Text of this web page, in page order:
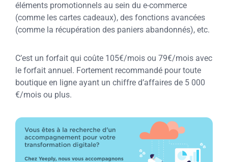
éléments promotionnels au sein du e-commerce
(comme les cartes cadeaux), des fonctions avancées
(comme la récupération des paniers abandonnés), etc.
C’est un forfait qui coûte 105€/mois ou 79€/mois avec
le forfait annuel. Fortement recommandé pour toute
boutique en ligne ayant un chiffre d’affaires de 5 000
€/mois ou plus.